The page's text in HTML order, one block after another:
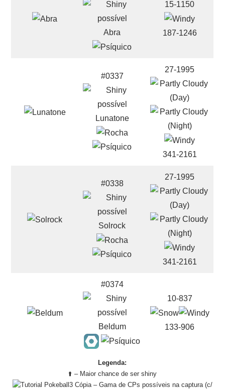
Abra
15-1150
187-1246
#0337
Lunatone
27-1995
341-2161
#0338
Solrock
27-1995
341-2161
#0374
Beldum
10-837
133-906
Legenda:
⬆️ – Maior chance de ser shiny
– Gama de CPs possíveis na captura (c/